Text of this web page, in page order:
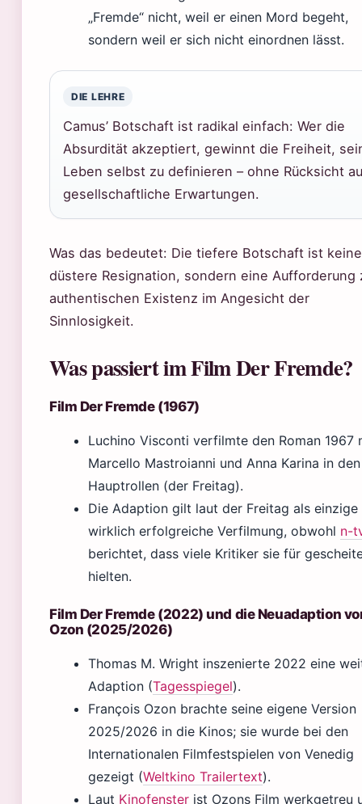
„Fremde“ nicht, weil er einen Mord begeht,
sondern weil er sich nicht einordnen lässt.
DIE LEHRE
Camus’ Botschaft ist radikal einfach: Wer die
Absurdität akzeptiert, gewinnt die Freiheit,
Leben selbst zu definieren – ohne Rücksicht
gesellschaftliche Erwartungen.
Was das bedeutet: Die tiefere Botschaft ist keine
düstere Resignation, sondern eine Aufforderung
authentischen Existenz im Angesicht der
Sinnlosigkeit.
Was passiert im Film Der Fremde?
Film Der Fremde (1967)
Luchino Visconti verfilmte den Roman 1967
Marcello Mastroianni und Anna Karina in den
Hauptrollen (der Freitag).
Die Adaption gilt laut der Freitag als einzige
wirklich erfolgreiche Verfilmung, obwohl n-
berichtet, dass viele Kritiker sie für
hielten.
Film Der Fremde (2022) und die Neuadaption
Ozon (2025/2026)
Thomas M. Wright inszenierte 2022 eine
Adaption (Tagesspiegel).
François Ozon brachte seine eigene Version
2025/2026 in die Kinos; sie wurde bei den
Internationalen Filmfestspielen von Venedig
gezeigt (Weltkino Trailertext).
Laut Kinofenster ist Ozons Film werkgetreu